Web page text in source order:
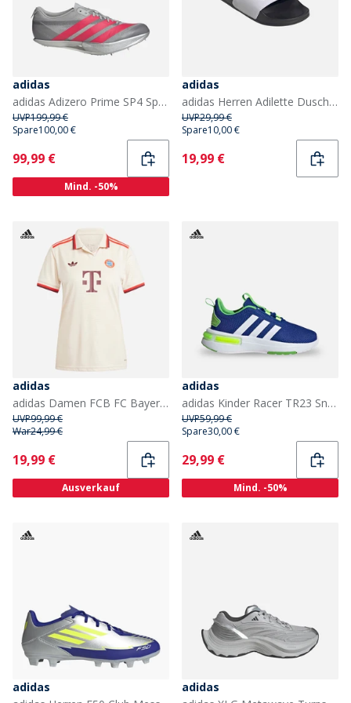
adidas
adidas Adizero Prime SP4 Sprinting Bahnschuhe Grey Two/Lucid Red/Silver Metallic
UVP199,99 €
Spare100,00 €
Current
99,99 €
Mind. -50%
adidas
adidas Herren Adilette Dusche Rutschen Cloud White/Core Black/Core Black
UVP29,99 €
Spare10,00 €
Current
19,99 €
adidas
adidas Damen FCB FC Bayern München 24/25 Drittes Trikot Linen
UVP99,99 €
War24,99 €
Current
19,99 €
Ausverkauf
adidas
adidas Kinder Racer TR23 Sneaker Royal Blue/Footwear White/Lucid Lime
UVP59,99 €
Spare30,00 €
Current
29,99 €
Mind. -50%
adidas
adidas